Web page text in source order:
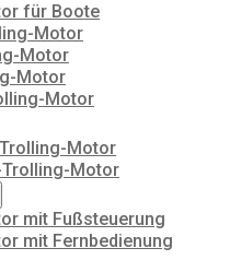
für Boote
Motor
Motor
Motor
Motor
Motor
Motor
mit Fußsteuerung
mit Fernbedienung